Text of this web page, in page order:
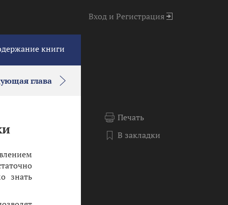
Вход и Регистрация
книги
глава
знать
Печать
В закладки